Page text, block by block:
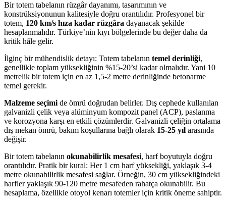
Bir totem tabelanın rüzgâr dayanımı, tasarımının ve
konstrüksiyonunun kalitesiyle doğru orantılıdır. Profesyonel bir
totem, 120 km/s hıza kadar rüzgâra dayanacak şekilde
hesaplanmalıdır. Türkiye’nin kıyı bölgelerinde bu değer daha da
kritik hâle gelir.
İlginç bir mühendislik detayı: Totem tabelanın temel derinliği,
genellikle toplam yüksekliğinin %15-20’si kadar olmalıdır. Yani 10
metrelik bir totem için en az 1,5-2 metre derinliğinde betonarme
temel gerekir.
Malzeme seçimi de ömrü doğrudan belirler. Dış cephede kullanılan
galvanizli çelik veya alüminyum kompozit panel (ACP), paslanma
ve korozyona karşı en etkili çözümlerdir. Galvanizli çeliğin ortalama
dış mekan ömrü, bakım koşullarına bağlı olarak 15-25 yıl arasında
değişir.
Bir totem tabelanın okunabilirlik mesafesi, harf boyutuyla doğru
orantılıdır. Pratik bir kural: Her 1 cm harf yüksekliği, yaklaşık 3-4
metre okunabilirlik mesafesi sağlar. Örneğin, 30 cm yüksekliğindeki
harfler yaklaşık 90-120 metre mesafeden rahatça okunabilir. Bu
hesaplama, özellikle otoyol kenarı totemler için kritik öneme sahiptir.